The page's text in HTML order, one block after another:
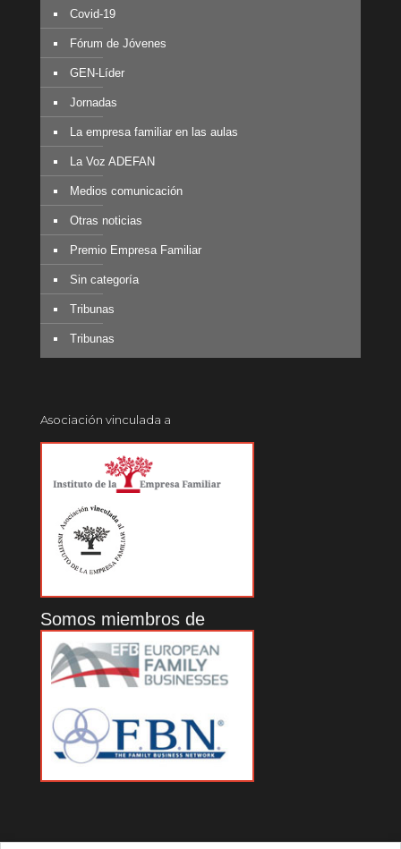
Covid-19
Fórum de Jóvenes
GEN-Líder
Jornadas
La empresa familiar en las aulas
La Voz ADEFAN
Medios comunicación
Otras noticias
Premio Empresa Familiar
Sin categoría
Tribunas
Tribunas
Asociación vinculada a
Somos miembros de